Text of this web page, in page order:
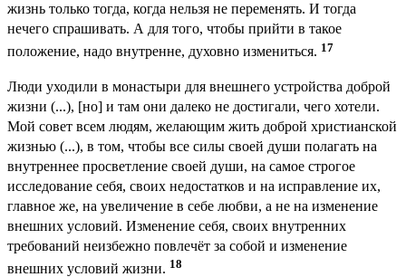
жизнь только тогда, когда нельзя не переменять. И тогда
нечего спрашивать. А для того, чтобы прийти в такое
положение, надо внутренне, духовно измениться. 17
Люди уходили в монастыри для внешнего устройства доброй
жизни (...), [но] и там они далеко не достигали, чего хотели.
Мой совет всем людям, желающим жить доброй христианской
жизнью (...), в том, чтобы все силы своей души полагать на
внутреннее просветление своей души, на самое строгое
исследование себя, своих недостатков и на исправление их,
главное же, на увеличение в себе любви, а не на изменение
внешних условий. Изменение себя, своих внутренних
требований неизбежно повлечёт за собой и изменение
внешних условий жизни. 18